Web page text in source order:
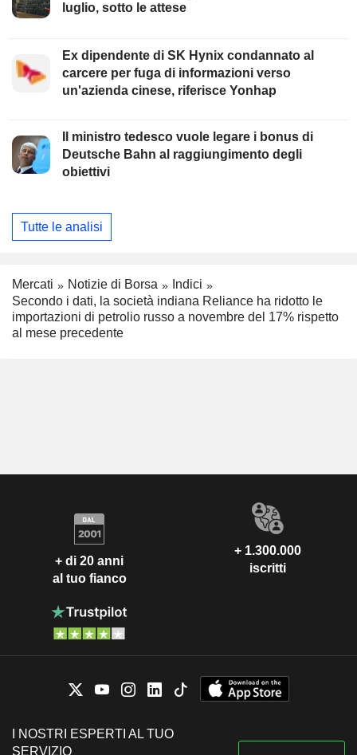
luglio, sotto le attese
Ex dipendente di SK Hynix condannato al
carcere per fuga di informazioni verso
un'azienda cinese, riferisce Yonhap
Il ministro tedesco vuole legare i bonus di
Deutsche Bahn al raggiungimento degli
obiettivi
Tutte le analisi
Mercati Notizie di Borsa
Indici
Secondo i dati, la società indiana Reliance ha ridotto le
importazioni di petrolio russo a novembre del 17% rispetto
al mese precedente
+ di 20 anni
al tuo fianco
+ 1.300.000
iscritti
I NOSTRI ESPERTI AL TUO
SERVIZIO